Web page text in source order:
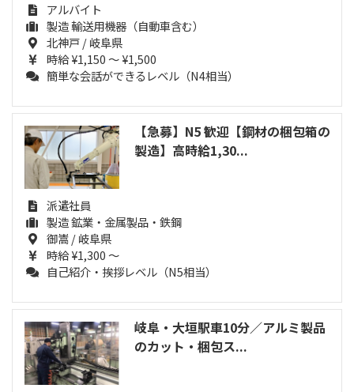
アルバイト
製造 輸送用機器（自動車含む）
北神戸 / 岐阜県
時給 ¥1,150 ～ ¥1,500
簡単な会話ができるレベル（N4相当）
【急募】N5 歓迎【鋼材の梱包箱の
製造】高時給1,30...
派遣社員
製造 鉱業・金属製品・鉄鋼
御嵩 / 岐阜県
時給 ¥1,300 ～
自己紹介・挨拶レベル（N5相当）
岐阜・大垣駅車10分／アルミ製品
のカット・梱包ス...